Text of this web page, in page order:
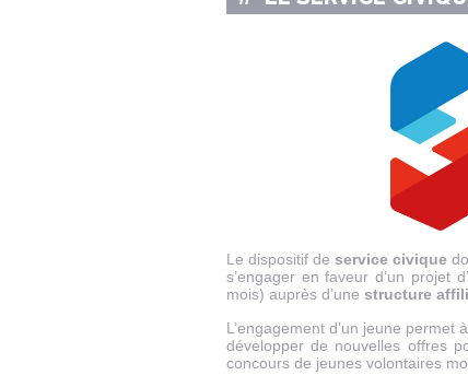
Le dispositif deservice civique
s’engager en faveur d’un projet
mois) auprès d’une structure
L’engagement d’un jeune
développer de nouvelles offres
concours de jeunes volontaires